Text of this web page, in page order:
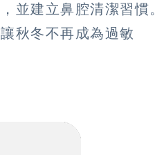
並建立鼻腔清潔習慣。
秋冬不再成為過敏